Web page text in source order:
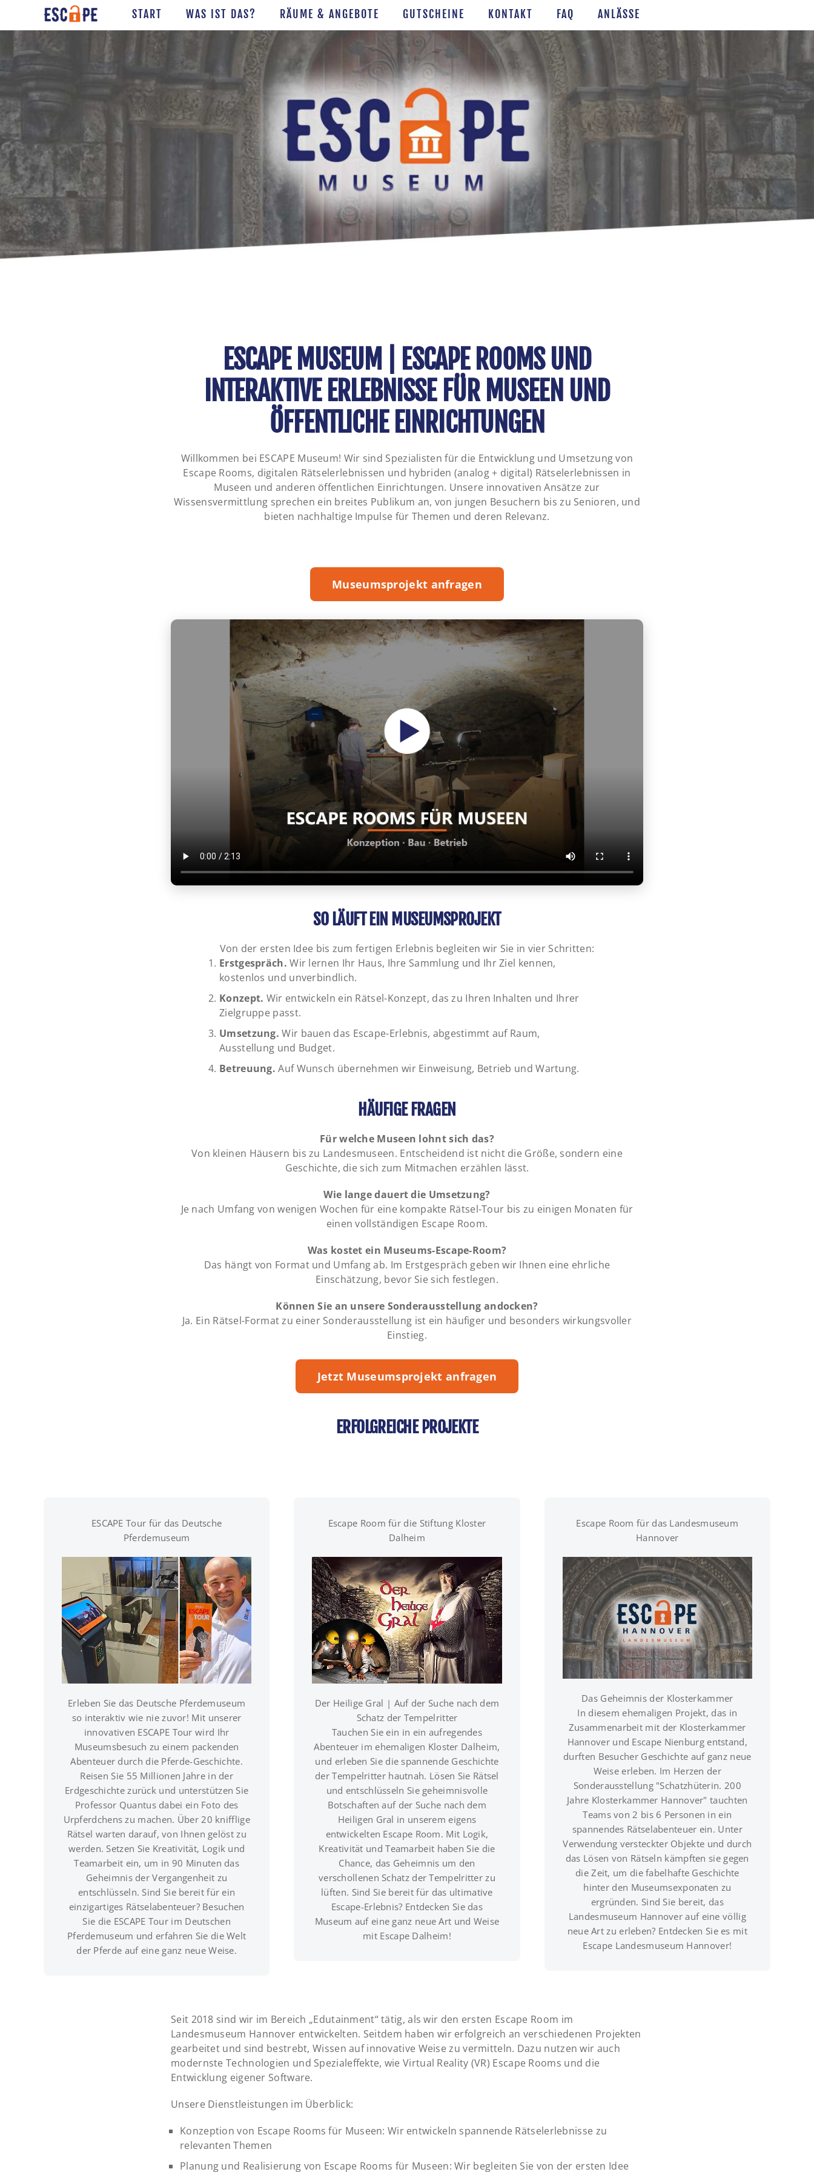
START WAS IST DAS? RÄUME & ANGEBOTE GUTSCHEINE KONTAKT FAQ ANLÄSSE
ESCAPE MUSEUM | ESCAPE ROOMS UND
INTERAKTIVE ERLEBNISSE FÜR MUSEEN UND
ÖFFENTLICHE EINRICHTUNGEN
Willkommen bei ESCAPE Museum! Wir sind Spezialisten für die Entwicklung und Umsetzung von
Escape Rooms, digitalen Rätselerlebnissen und hybriden (analog + digital) Rätselerlebnissen in
Museen und anderen öffentlichen Einrichtungen. Unsere innovativen Ansätze zur
Wissensvermittlung sprechen ein breites Publikum an, von jungen Besuchern bis zu Senioren, und
bieten nachhaltige Impulse für Themen und deren Relevanz.
Museumsprojekt anfragen
SO LÄUFT EIN MUSEUMSPROJEKT
Von der ersten Idee bis zum fertigen Erlebnis begleiten wir Sie in vier Schritten:
Erstgespräch. Wir lernen Ihr Haus, Ihre Sammlung und Ihr Ziel kennen,
kostenlos und unverbindlich.
Konzept. Wir entwickeln ein Rätsel-Konzept, das zu Ihren Inhalten und Ihrer
Zielgruppe passt.
Umsetzung. Wir bauen das Escape-Erlebnis, abgestimmt auf Raum,
Ausstellung und Budget.
Betreuung. Auf Wunsch übernehmen wir Einweisung, Betrieb und Wartung.
HÄUFIGE FRAGEN
Für welche Museen lohnt sich das?
Von kleinen Häusern bis zu Landesmuseen. Entscheidend ist nicht die Größe, sondern eine
Geschichte, die sich zum Mitmachen erzählen lässt.
Wie lange dauert die Umsetzung?
Je nach Umfang von wenigen Wochen für eine kompakte Rätsel-Tour bis zu einigen Monaten für
einen vollständigen Escape Room.
Was kostet ein Museums-Escape-Room?
Das hängt von Format und Umfang ab. Im Erstgespräch geben wir Ihnen eine ehrliche
Einschätzung, bevor Sie sich festlegen.
Können Sie an unsere Sonderausstellung andocken?
Ja. Ein Rätsel-Format zu einer Sonderausstellung ist ein häufiger und besonders wirkungsvoller
Einstieg.
Jetzt Museumsprojekt anfragen
ERFOLGREICHE PROJEKTE
ESCAPE Tour für das Deutsche
Pferdemuseum
MEHR INFOS ZUM PROJEKT
Erleben Sie das Deutsche Pferdemuseum
so interaktiv wie nie zuvor! Mit unserer
innovativen ESCAPE Tour wird Ihr
Museumsbesuch zu einem packenden
Abenteuer durch die Pferde-Geschichte.
Reisen Sie 55 Millionen Jahre in der
Erdgeschichte zurück und unterstützen Sie
Professor Quantus dabei ein Foto des
Urpferdchens zu machen. Über 20 knifflige
Rätsel warten darauf, von Ihnen gelöst zu
werden. Setzen Sie Kreativität, Logik und
Teamarbeit ein, um in 90 Minuten das
Geheimnis der Vergangenheit zu
entschlüsseln. Sind Sie bereit für ein
einzigartiges Rätselabenteuer? Besuchen
Sie die ESCAPE Tour im Deutschen
Pferdemuseum und erfahren Sie die Welt
der Pferde auf eine ganz neue Weise.
Escape Room für die Stiftung Kloster
Dalheim
MEHR INFOS ZUM PROJEKT
Der Heilige Gral | Auf der Suche nach dem
Schatz der Tempelritter
Tauchen Sie ein in ein aufregendes
Abenteuer im ehemaligen Kloster Dalheim,
und erleben Sie die spannende Geschichte
der Tempelritter hautnah. Lösen Sie Rätsel
und entschlüsseln Sie geheimnisvolle
Botschaften auf der Suche nach dem
Heiligen Gral in unserem eigens
entwickelten Escape Room. Mit Logik,
Kreativität und Teamarbeit haben Sie die
Chance, das Geheimnis um den
verschollenen Schatz der Tempelritter zu
lüften. Sind Sie bereit für das ultimative
Escape-Erlebnis? Entdecken Sie das
Museum auf eine ganz neue Art und Weise
mit Escape Dalheim!
Escape Room für das Landesmuseum
Hannover
MEHR INFOS ZUM PROJEKT
Das Geheimnis der Klosterkammer
In diesem ehemaligen Projekt, das in
Zusammenarbeit mit der Klosterkammer
Hannover und Escape Nienburg entstand,
durften Besucher Geschichte auf ganz neue
Weise erleben. Im Herzen der
Sonderausstellung "Schatzhüterin. 200
Jahre Klosterkammer Hannover" tauchten
Teams von 2 bis 6 Personen in ein
spannendes Rätselabenteuer ein. Unter
Verwendung versteckter Objekte und durch
das Lösen von Rätseln kämpften sie gegen
die Zeit, um die fabelhafte Geschichte
hinter den Museumsexponaten zu
ergründen. Sind Sie bereit, das
Landesmuseum Hannover auf eine völlig
neue Art zu erleben? Entdecken Sie es mit
Escape Landesmuseum Hannover!
Seit 2018 sind wir im Bereich „Edutainment“ tätig, als wir den ersten Escape Room im
Landesmuseum Hannover entwickelten. Seitdem haben wir erfolgreich an verschiedenen Projekten
gearbeitet und sind bestrebt, Wissen auf innovative Weise zu vermitteln. Dazu nutzen wir auch
modernste Technologien und Spezialeffekte, wie Virtual Reality (VR) Escape Rooms und die
Entwicklung eigener Software.
Unsere Dienstleistungen im Überblick:
Konzeption von Escape Rooms für Museen: Wir entwickeln spannende Rätselerlebnisse zu
relevanten Themen
Planung und Realisierung von Escape Rooms für Museen: Wir begleiten Sie von der ersten Idee